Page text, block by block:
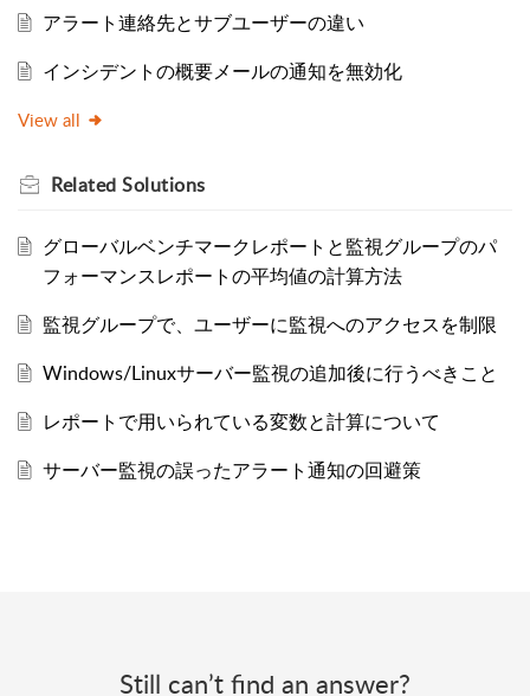
アラート連絡先とサブユーザーの違い
インシデントの概要メールの通知を無効化
View all
Related Solutions
グローバルベンチマークレポートと監視グループのパ
フォーマンスレポートの平均値の計算方法
監視グループで、ユーザーに監視へのアクセスを制限
Windows/Linuxサーバー監視の追加後に行うべきこと
レポートで用いられている変数と計算について
サーバー監視の誤ったアラート通知の回避策
Still can’t find an answer?